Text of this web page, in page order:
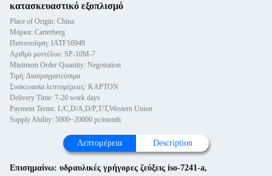
κατασκευαστικό εξοπλισμό
Place of Origin: China
Μάρκα: Carterberg
Πιστοποίηση: IATF16949
Αριθμό μοντέλου: SP-10M-7
Minimum Order Quantity: Negotiation
Τιμή: Διαπραγματεύσιμα
Συσκευασία λεπτομέρειες: ΚΑΡΤΟΝ
Delivery Time: 7-20 work days
Payment Terms: L/C,D/A,D/P,T/T,Western Union
Supply Ability: 5000~20000 pc/month
Λεπτομέρεια Description
Επισημαίνω: υδραυλικές γρήγορες ζεύξεις iso-7241-a,